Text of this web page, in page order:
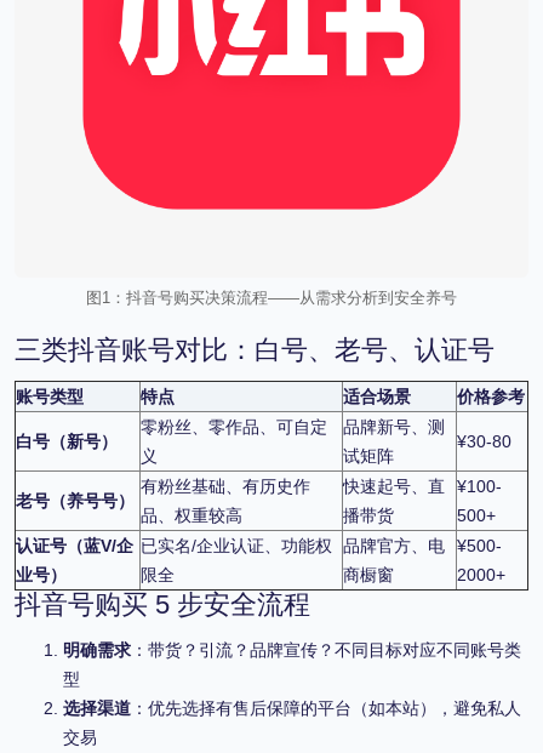
图1：抖音号购买决策流程——从需求分析到安全养号
三类抖音账号对比：白号、老号、认证号
账号类型 特点 适合场景 价格参考
白号（新号）
零粉丝、零作品、可自定
义
品牌新号、测
试矩阵
¥30-80
老号（养号号）
有粉丝基础、有历史作
品、权重较高
快速起号、直
播带货
¥100-
500+
认证号（蓝V/企
业号）
已实名/企业认证、功能权
限全
品牌官方、电
商橱窗
¥500-
2000+
抖音号购买 5 步安全流程
明确需求 ：带货？引流？品牌宣传？不同目标对应不同账号类
型
选择渠道 ：优先选择有售后保障的平台（如本站），避免私人
交易